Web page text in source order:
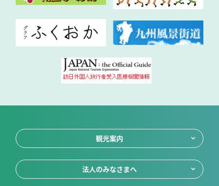
観光案内
法人のみなさまへ